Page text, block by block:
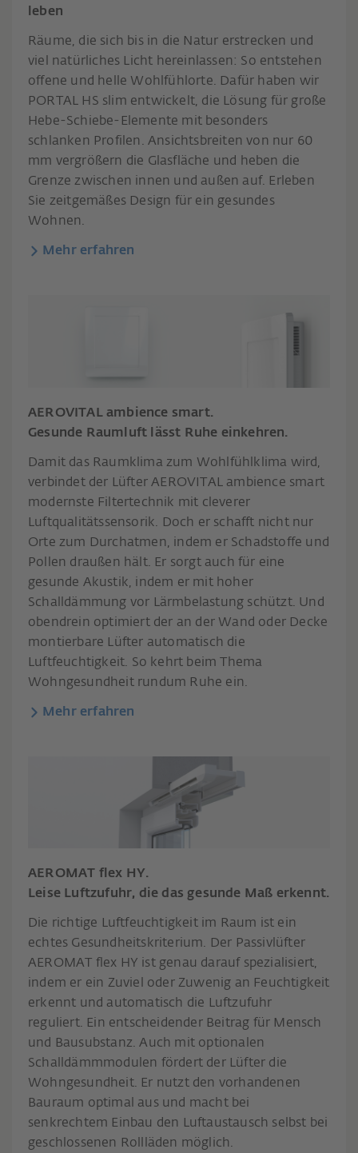
leben
Räume, die sich bis in die Natur erstrecken und
viel natürliches Licht hereinlassen: So entstehen
offene und helle Wohlfühlorte. Dafür haben wir
PORTAL HS slim entwickelt, die Lösung für große
Hebe-Schiebe-Elemente mit besonders
schlanken Profilen. Ansichtsbreiten von nur 60
mm vergrößern die Glasfläche und heben die
Grenze zwischen innen und außen auf. Erleben
Sie zeitgemäßes Design für ein gesundes
Wohnen.
Mehr erfahren
AEROVITAL ambience smart.
Gesunde Raumluft lässt Ruhe einkehren.
Damit das Raumklima zum Wohlfühlklima wird,
verbindet der Lüfter AEROVITAL ambience smart
modernste Filtertechnik mit cleverer
Luftqualitätssensorik. Doch er schafft nicht nur
Orte zum Durchatmen, indem er Schadstoffe und
Pollen draußen hält. Er sorgt auch für eine
gesunde Akustik, indem er mit hoher
Schalldämmung vor Lärmbelastung schützt. Und
obendrein optimiert der an der Wand oder Decke
montierbare Lüfter automatisch die
Luftfeuchtigkeit. So kehrt beim Thema
Wohngesundheit rundum Ruhe ein.
Mehr erfahren
AEROMAT flex HY.
Leise Luftzufuhr, die das gesunde Maß erkennt.
Die richtige Luftfeuchtigkeit im Raum ist ein
echtes Gesundheitskriterium. Der Passivlüfter
AEROMAT flex HY ist genau darauf spezialisiert,
indem er ein Zuviel oder Zuwenig an Feuchtigkeit
erkennt und automatisch die Luftzufuhr
reguliert. Ein entscheidender Beitrag für Mensch
und Bausubstanz. Auch mit optionalen
Schalldämmmodulen fördert der Lüfter die
Wohngesundheit. Er nutzt den vorhandenen
Bauraum optimal aus und macht bei
senkrechtem Einbau den Luftaustausch selbst bei
geschlossenen Rollläden möglich.